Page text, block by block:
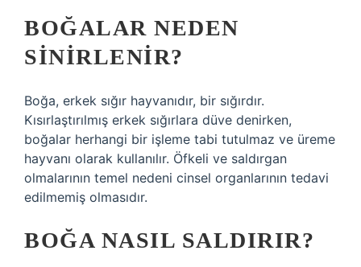
BOĞALAR NEDEN
SINIRLENIR?
Boğa, erkek sığır hayvanıdır, bir sığırdır.
Kısırlaştırılmış erkek sığırlara düve denirken,
boğalar herhangi bir işleme tabi tutulmaz ve üreme
hayvanı olarak kullanılır. Öfkeli ve saldırgan
olmalarının temel nedeni cinsel organlarının tedavi
edilmemiş olmasıdır.
BOĞA NASIL SALDIRIR?